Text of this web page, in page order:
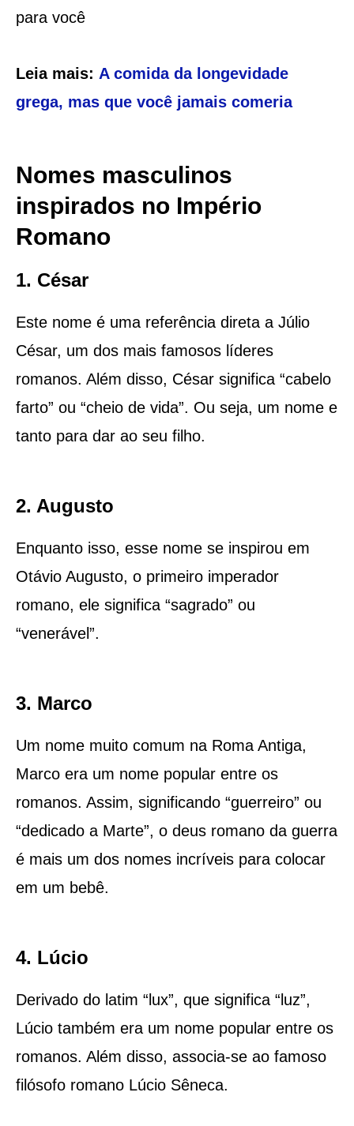
para você
Leia mais: A comida da longevidade
grega, mas que você jamais comeria
Nomes masculinos
inspirados no Império
Romano
1. César
Este nome é uma referência direta a Júlio
César, um dos mais famosos líderes
romanos. Além disso, César significa “cabelo
farto” ou “cheio de vida”. Ou seja, um nome e
tanto para dar ao seu filho.
2. Augusto
Enquanto isso, esse nome se inspirou em
Otávio Augusto, o primeiro imperador
romano, ele significa “sagrado” ou
“venerável”.
3. Marco
Um nome muito comum na Roma Antiga,
Marco era um nome popular entre os
romanos. Assim, significando “guerreiro” ou
“dedicado a Marte”, o deus romano da guerra
é mais um dos nomes incríveis para colocar
em um bebê.
4. Lúcio
Derivado do latim “lux”, que significa “luz”,
Lúcio também era um nome popular entre os
romanos. Além disso, associa-se ao famoso
filósofo romano Lúcio Sêneca.